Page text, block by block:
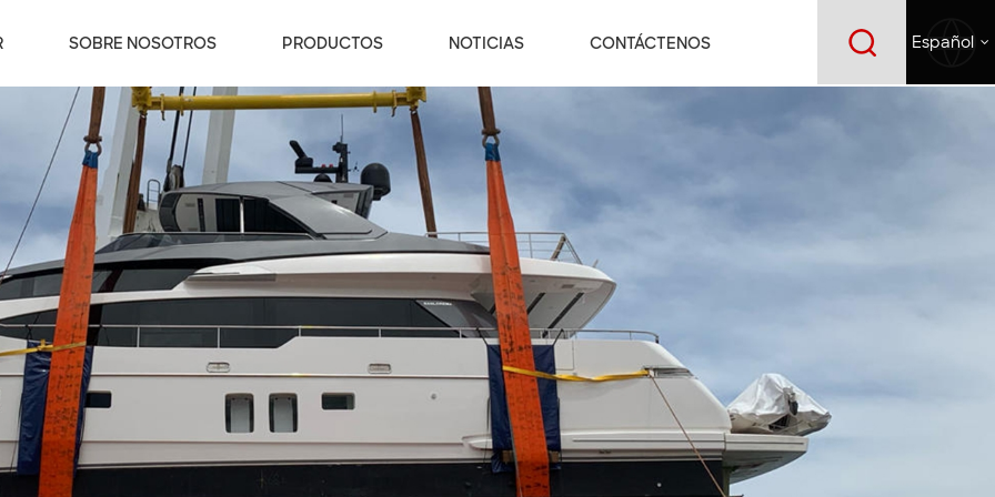
Español
SOBRE NOSOTROS PRODUCTOS NOTICIAS CONTÁCTENOS